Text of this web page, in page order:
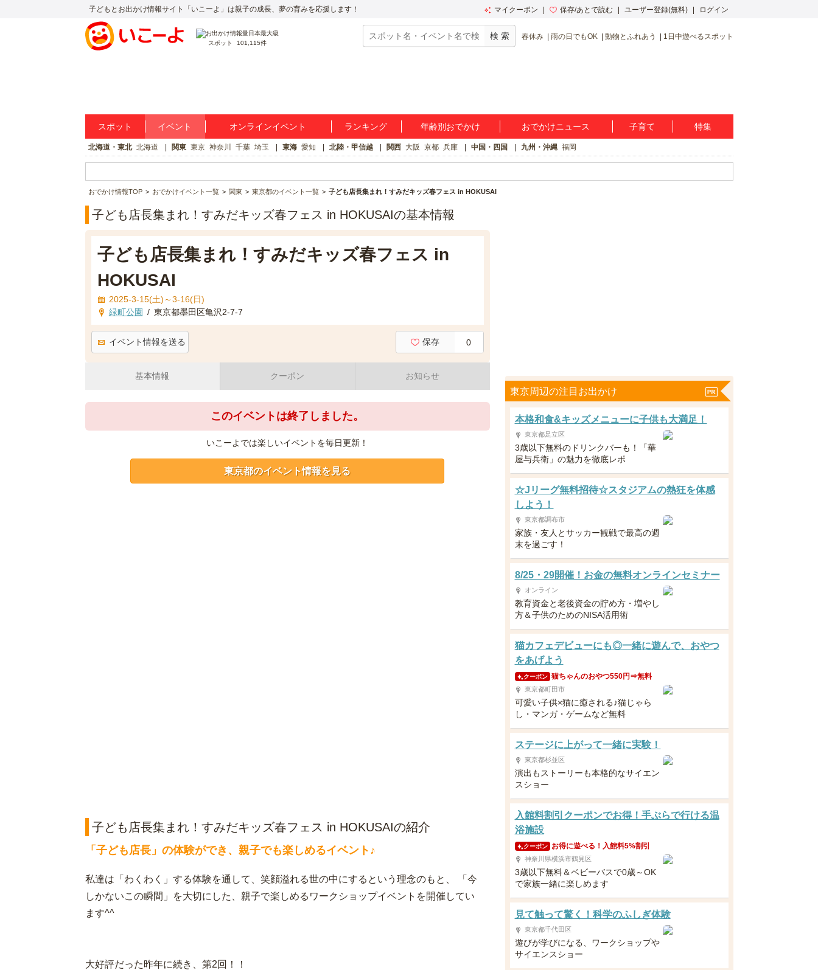
子どもとお出かけ情報サイト「いこーよ」は親子の成長、夢の育みを応援します！ マイクーポン 保存/あとで読む ユーザー登録(無料) ログイン
スポット 101,115件
春休み 雨の日でもOK 動物とふれあう 1日中遊べるスポット
スポット イベント オンラインイベント ランキング 年齢別おでかけ おでかけニュース 子育て 特集
北海道・東北 北海道 関東 東京 神奈川 千葉 埼玉 東海 愛知 北陸・甲信越 関西 大阪 京都 兵庫 中国・四国 九州・沖縄 福岡
おでかけ情報TOP おでかけイベント一覧 関東 東京都のイベント一覧 子ども店長集まれ！すみだキッズ春フェス in HOKUSAI
子ども店長集まれ！すみだキッズ春フェス in HOKUSAIの基本情報
子ども店長集まれ！すみだキッズ春フェス in
HOKUSAI
2025-3-15(土)～3-16(日)
緑町公園 / 東京都墨田区亀沢2-7-7
イベント情報を送る 保存 0
基本情報 クーポン お知らせ
このイベントは終了しました。
いこーよでは楽しいイベントを毎日更新！
東京都のイベント情報を見る
子ども店長集まれ！すみだキッズ春フェス in HOKUSAIの紹介
「子ども店長」の体験ができ、親子でも楽しめるイベント♪
私達は「わくわく」する体験を通して、笑顔溢れる世の中にするという理念のもと、 「今
しかないこの瞬間」を大切にした、親子で楽しめるワークショップイベントを開催してい
ます^^
大好評だった昨年に続き、第2回！！
東京周辺の注目お出かけ
本格和食&キッズメニューに子供も大満足！
東京都足立区
3歳以下無料のドリンクバーも！「華
屋与兵衛」の魅力を徹底レポ
☆Jリーグ無料招待☆スタジアムの熱狂を体感
しよう！
東京都調布市
家族・友人とサッカー観戦で最高の週
末を過ごす！
8/25・29開催！お金の無料オンラインセミナー
オンライン
教育資金と老後資金の貯め方・増やし
方＆子供のためのNISA活用術
猫カフェデビューにも◎一緒に遊んで、おやつ
をあげよう
クーポン 猫ちゃんのおやつ550円⇒無料
東京都町田市
可愛い子供×猫に癒される♪猫じゃら
し・マンガ・ゲームなど無料
ステージに上がって一緒に実験！
東京都杉並区
演出もストーリーも本格的なサイエン
スショー
入館料割引クーポンでお得！手ぶらで行ける温
浴施設
クーポン お得に遊べる！入館料5%割引
神奈川県横浜市鶴見区
3歳以下無料＆ベビーバスで0歳～OK
で家族一緒に楽しめます
見て触って驚く！科学のふしぎ体験
東京都千代田区
遊びが学びになる、ワークショップや
サイエンスショー